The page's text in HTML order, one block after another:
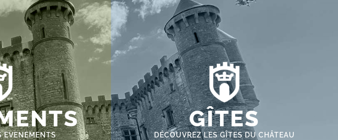
EVENEMENTS
GÎTES
DÉCOUVREZ LES GÎTES DU CHÂTEAU